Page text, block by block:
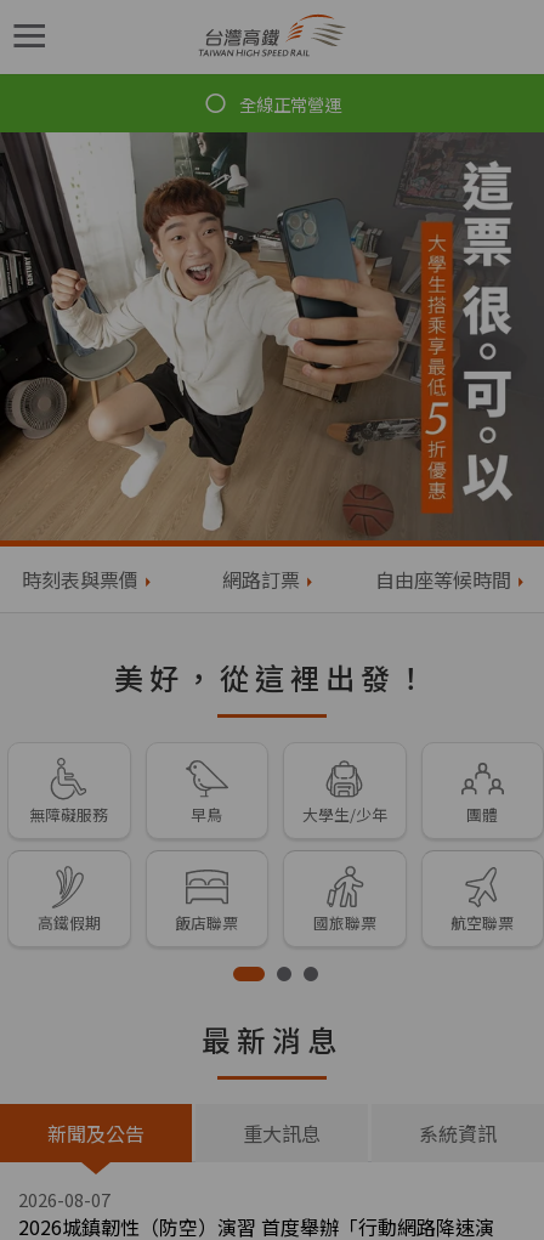
時刻表與票價 網路訂票 自由座等候時間
美好，從這裡出發！
無障礙服務
高鐵假期
早鳥
飯店聯票
大學生/少年
國旅聯票
團體
航空聯票
最新消息
新聞及公告 重大訊息 系統資訊
2026-08-07
2026城鎮韌性（防空）演習 首度舉辦「行動網路降速演